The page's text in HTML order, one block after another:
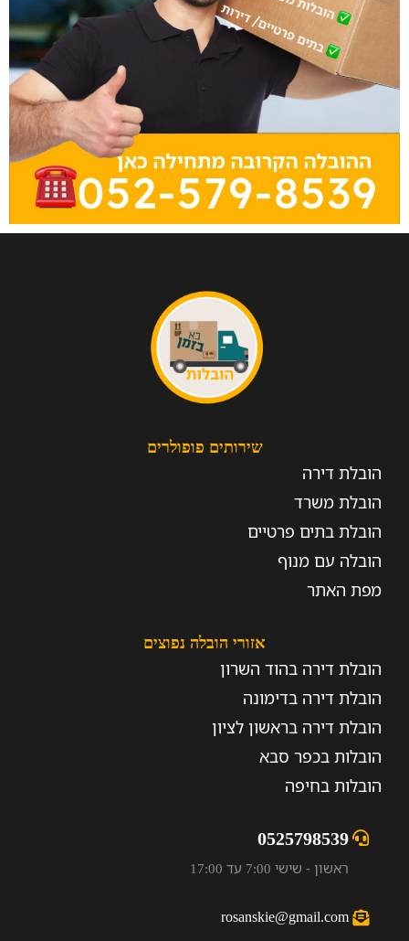
שירותים פופולרים
הובלת דירה
הובלת משרד
הובלת בתים פרטיים
הובלה עם מנוף
מפת האתר
אזורי הובלה נפוצים
הובלת דירה בהוד השרון
הובלת דירה בדימונה
הובלת דירה בראשון לציון
הובלות בכפר סבא
הובלות בחיפה
0525798539
ראשון - שישי 7:00 עד 17:00
rosanskie@gmail.com